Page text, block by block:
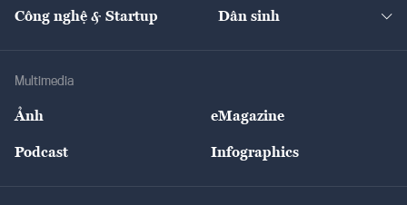
Tư vấn Nông sản
Giải trí
Công nghệ & Startup Dân sinh
Multimedia
Ảnh eMagazine
Podcast Infographics